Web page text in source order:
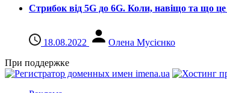
Стрибок від 5G до 6G. Коли, навіщо та що це
18.08.2022
Олена Мусієнко
При поддержке